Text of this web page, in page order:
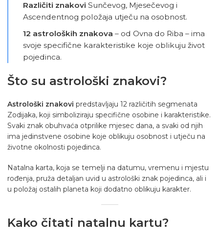
Različiti znakovi Sunčevog, Mjesečevog i
Ascendentnog položaja utječu na osobnost.
12 astroloških znakova – od Ovna do Riba – ima
svoje specifične karakteristike koje oblikuju život
pojedinca.
Što su astrološki znakovi?
Astrološki znakovi predstavljaju 12 različitih segmenata
Zodijaka, koji simboliziraju specifične osobine i karakteristike.
Svaki znak obuhvaća otprilike mjesec dana, a svaki od njih
ima jedinstvene osobine koje oblikuju osobnost i utječu na
životne okolnosti pojedinca.
Natalna karta, koja se temelji na datumu, vremenu i mjestu
rođenja, pruža detaljan uvid u astrološki znak pojedinca, ali i
u položaj ostalih planeta koji dodatno oblikuju karakter.
Kako čitati natalnu kartu?